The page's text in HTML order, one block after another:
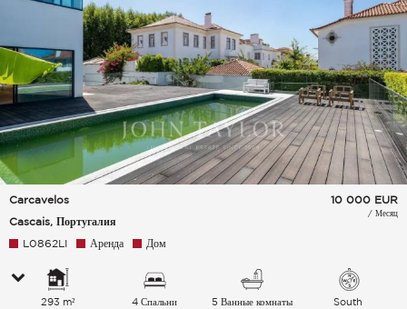
Carcavelos
Cascais, Португалия
10 000 EUR
/ Месяц
L0862LI Аренда Дом
293 m² 4 Спальни 5 Ванные комнаты South